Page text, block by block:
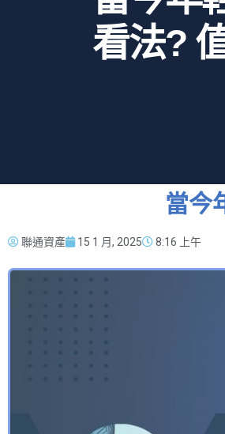
看法?
當今
聯通資產 15 1 月, 2025 8:16 上午